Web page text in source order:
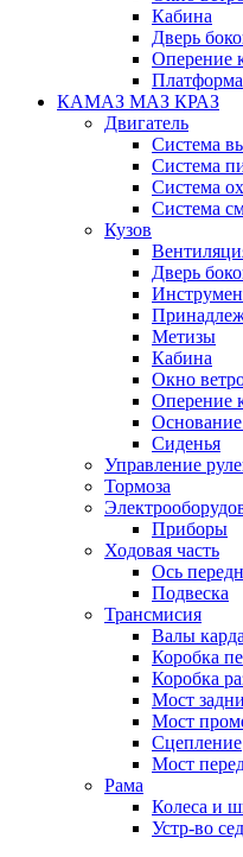
Кабина
Дверь
Оперение
Платформа
КАМАЗ МАЗ КРАЗ
Двигатель
Система
Система
Система
Система
Кузов
Дверь
Метизы
Кабина
Окно
Оперение
Сиденья
Управление
Тормоза
Приборы
Ходовая часть
Ось
Подвеска
Трансмисия
Валы
Коробка
Коробка
Мост
Мост
Сцепление
Мост
Рама
Колеса и
Устр-во